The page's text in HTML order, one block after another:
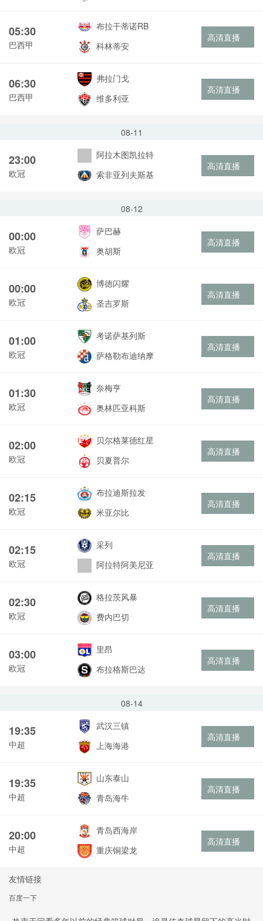
05:30
巴西甲
布拉干蒂诺RB
科林蒂安
高清直播
06:30
巴西甲
弗拉门戈
维多利亚
高清直播
08-11
23:00
欧冠
阿拉木图凯拉特
索非亚列夫斯基
高清直播
08-12
00:00
欧冠
萨巴赫
奥胡斯
高清直播
00:00
欧冠
博德闪耀
圣吉罗斯
高清直播
01:00
欧冠
考诺萨基列斯
萨格勒布迪纳摩
高清直播
01:30
欧冠
奈梅亨
奥林匹亚科斯
高清直播
02:00
欧冠
贝尔格莱德红星
贝夏普尔
高清直播
02:15
欧冠
布拉迪斯拉发
米亚尔比
高清直播
02:15
欧冠
采列
阿拉特阿美尼亚
高清直播
02:30
欧冠
格拉茨风暴
费内巴切
高清直播
03:00
欧冠
里昂
布拉格斯巴达
高清直播
08-14
19:35
中超
武汉三镇
上海海港
高清直播
19:35
中超
山东泰山
青岛海牛
高清直播
20:00
中超
青岛西海岸
重庆铜梁龙
高清直播
友情链接
百度一下